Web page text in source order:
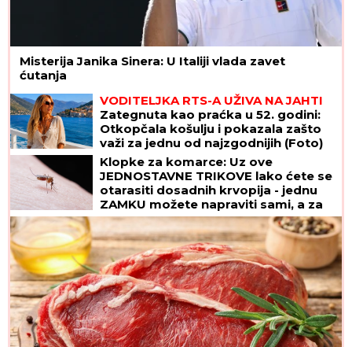
Misterija Janika Sinera: U Italiji vlada zavet
ćutanja
VODITELJKA RTS-A UŽIVA NA JAHTI
Zategnuta kao praćka u 52. godini:
Otkopčala košulju i pokazala zašto
važi za jednu od najzgodnijih (Foto)
Klopke za komarce: Uz ove
JEDNOSTAVNE TRIKOVE lako ćete se
otarasiti dosadnih krvopija - jednu
ZAMKU možete napraviti sami, a za
drugu vam ne treba BAŠ NIŠTA